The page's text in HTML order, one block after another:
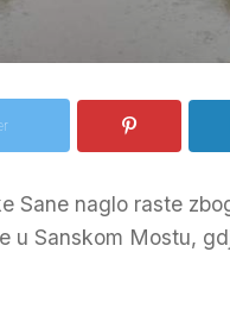
Sane naglo raste
u Sanskom Mostu,